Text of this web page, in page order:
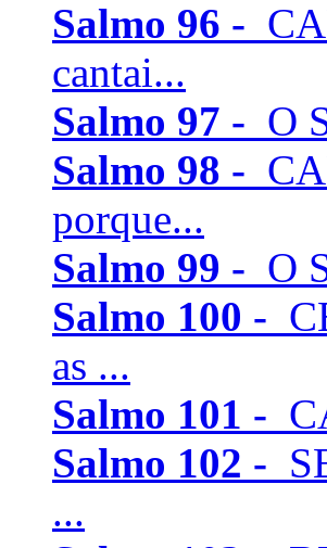
Salmo 96 -
cantai...
Salmo 97 - O
Salmo 98 -
porque...
Salmo 99 - O
Salmo 100 -
as ...
Salmo 101 -
Salmo 102 -
...